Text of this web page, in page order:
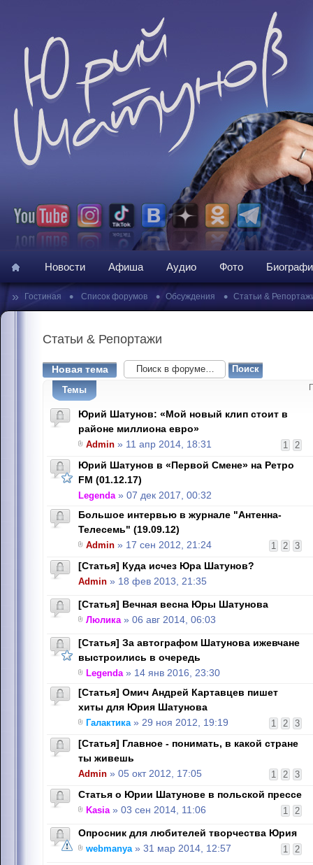
Новости Афиша Аудио Фото
» Гостиная • Список форумов • Обсуждения • Статьи &
Статьи & Репортажи
Новая тема
Темы
Юрий Шатунов: «Мой новый клип стоит в
районе миллиона евро»
1 2
Admin » 11 апр 2014, 18:31
Юрий Шатунов в «Первой Смене» на Ретро
FM (01.12.17)
Legenda» 07 дек 2017, 00:32
Большое интервью в журнале "Антенна-
Телесемь" (19.09.12)
1 2 3
Admin » 17 сен 2012, 21:24
[Статья] Куда исчез Юра Шатунов?
Admin » 18 фев 2013, 21:35
[Статья] Вечная весна Юры Шатунова
Люлика» 06 авг 2014, 06:03
[Статья] За автографом Шатунова ижевчане
выстроились в очередь
Legenda» 14 янв 2016, 23:30
[Статья] Омич Андрей Картавцев пишет
хиты для Юрия Шатунова
1 2 3
Галактика» 29 ноя 2012, 19:19
[Статья] Главное - понимать, в какой стране
ты живешь
1 2 3
Admin » 05 окт 2012, 17:05
Статья о Юрии Шатунове в польской прессе
1 2
Kasia» 03 сен 2014, 11:06
Опросник для любителей творчества Юрия
1 2
webmanya» 31 мар 2014, 12:57